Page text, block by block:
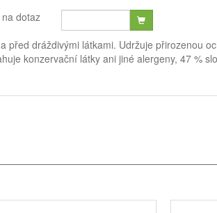
dotaz
před dráždivými látkami. Udržuje přirozenou
konzervační látky ani jiné alergeny, 47 %